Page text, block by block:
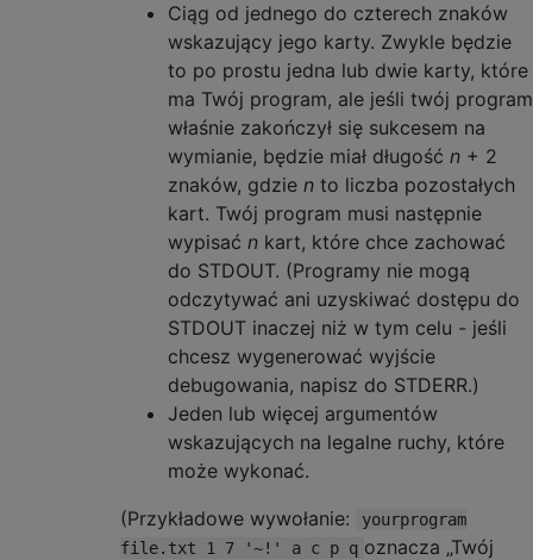
Ciąg od jednego do czterech znaków
wskazujący jego karty. Zwykle będzie
to po prostu jedna lub dwie karty, które
ma Twój program, ale jeśli twój program
właśnie zakończył się sukcesem na
wymianie, będzie miał długość n + 2
znaków, gdzie n to liczba pozostałych
kart. Twój program musi następnie
wypisać n kart, które chce zachować
do STDOUT. (Programy nie mogą
odczytywać ani uzyskiwać dostępu do
STDOUT inaczej niż w tym celu - jeśli
chcesz wygenerować wyjście
debugowania, napisz do STDERR.)
Jeden lub więcej argumentów
wskazujących na legalne ruchy, które
może wykonać.
(Przykładowe wywołanie:
yourprogram
file.txt 1 7 '~!' a c p q oznacza „Twój